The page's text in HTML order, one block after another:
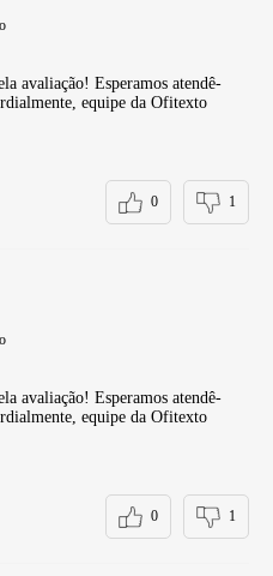
avaliação! Esperamos atendê-
equipe da Ofitexto
0 1
avaliação! Esperamos atendê-
equipe da Ofitexto
0 1